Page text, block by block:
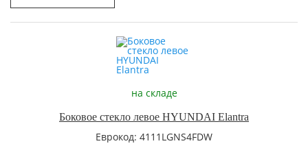
на складе
Боковое стекло левое HYUNDAI Elantra
Еврокод: 4111LGNS4FDW